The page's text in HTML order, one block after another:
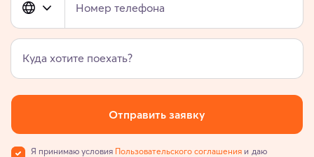
Номер телефона
Куда хотите поехать?
Отправить заявку
Я принимаю условия Пользовательского соглашения и даю